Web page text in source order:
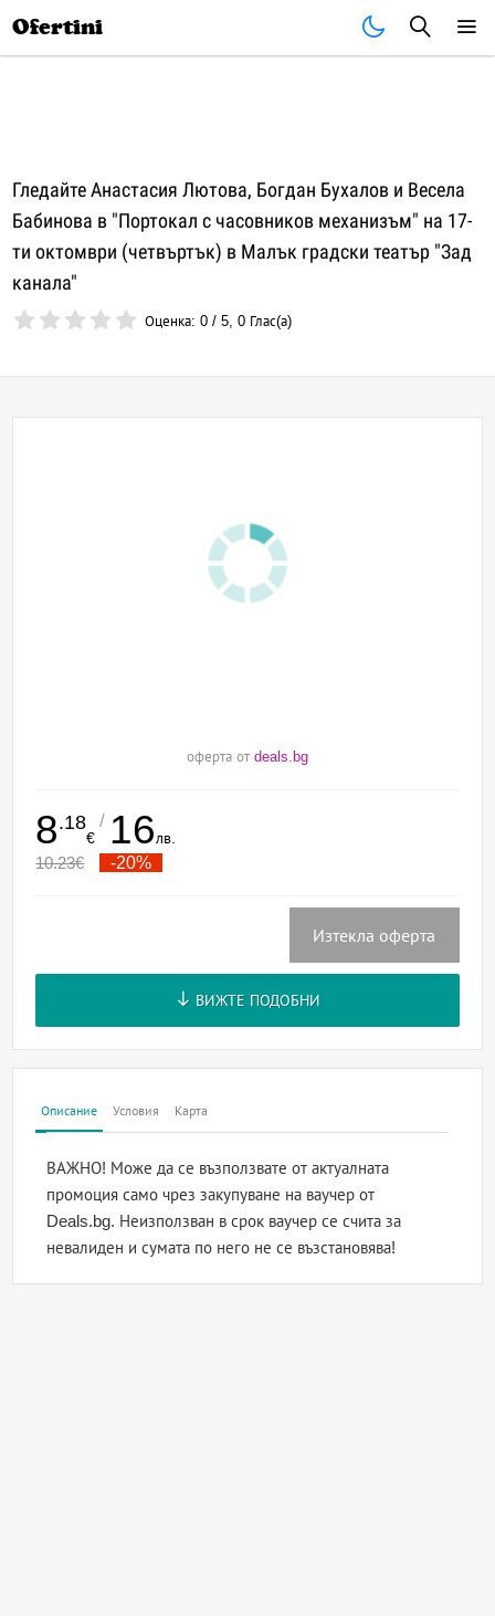
Ofertini
Гледайте Анастасия Лютова, Богдан Бухалов и Весела
Бабинова в "Портокал с часовников механизъм" на 17-
ти октомври (четвъртък) в Малък градски театър "Зад
канала"
Оценка:0 /5,0 Глас(а)
оферта от deals.bg
8.18
€
/ 16лв.
10.23€ -20%
Изтекла оферта
ВИЖТЕ ПОДОБНИ
Описание Условия Карта
ВАЖНО! Може да се възползвате от актуалната
промоция само чрез закупуване на ваучер от
Deals.bg. Неизползван в срок ваучер се счита за
невалиден и сумата по него не се възстановява!